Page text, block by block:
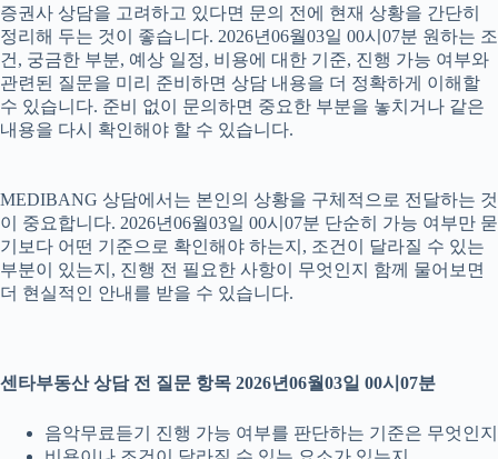
증권사 상담을 고려하고 있다면 문의 전에 현재 상황을 간단히
정리해 두는 것이 좋습니다. 2026년06월03일 00시07분 원하는 조
건, 궁금한 부분, 예상 일정, 비용에 대한 기준, 진행 가능 여부와
관련된 질문을 미리 준비하면 상담 내용을 더 정확하게 이해할
수 있습니다. 준비 없이 문의하면 중요한 부분을 놓치거나 같은
내용을 다시 확인해야 할 수 있습니다.
MEDIBANG 상담에서는 본인의 상황을 구체적으로 전달하는 것
이 중요합니다. 2026년06월03일 00시07분 단순히 가능 여부만 묻
기보다 어떤 기준으로 확인해야 하는지, 조건이 달라질 수 있는
부분이 있는지, 진행 전 필요한 사항이 무엇인지 함께 물어보면
더 현실적인 안내를 받을 수 있습니다.
센타부동산 상담 전 질문 항목 2026년06월03일 00시07분
음악무료듣기 진행 가능 여부를 판단하는 기준은 무엇인지